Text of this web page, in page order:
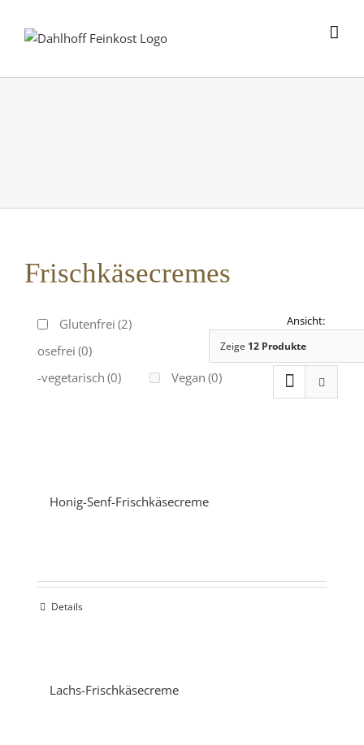
Frischkäsecremes
Glutenfrei (2)
Laktosefrei (0)
Ovo-vegetarisch (0) Vegan (0)
Zeige 12 Produkte
Honig-Senf-Frischkäsecreme
Details
Lachs-Frischkäsecreme